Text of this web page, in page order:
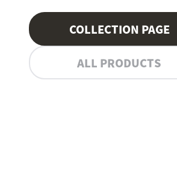
COLLECTION PAGE
ALL PRODUCTS